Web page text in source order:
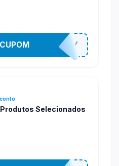
YESO274Y
Produtos Selecionados